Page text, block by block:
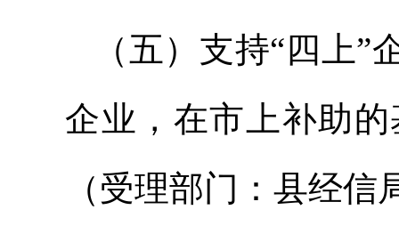
（五）支持“四上
企业，在市上补助
（受理部门：县经